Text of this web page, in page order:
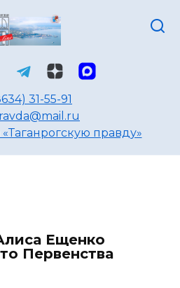
31-55-91
правду»
Ещенко
Первенства